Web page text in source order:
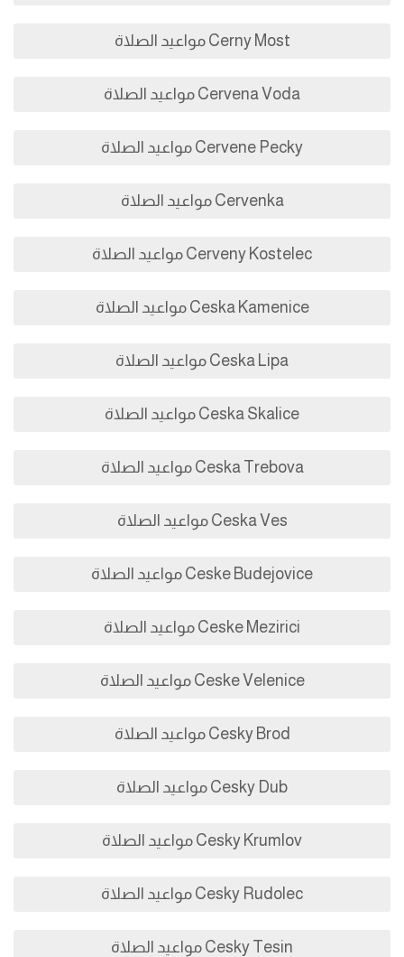
Cerny Most مواعيد الصلاة
Cervena Voda مواعيد الصلاة
Cervene Pecky مواعيد الصلاة
Cervenka مواعيد الصلاة
Cerveny Kostelec مواعيد الصلاة
Ceska Kamenice مواعيد الصلاة
Ceska Lipa مواعيد الصلاة
Ceska Skalice مواعيد الصلاة
Ceska Trebova مواعيد الصلاة
Ceska Ves مواعيد الصلاة
Ceske Budejovice مواعيد الصلاة
Ceske Mezirici مواعيد الصلاة
Ceske Velenice مواعيد الصلاة
Cesky Brod مواعيد الصلاة
Cesky Dub مواعيد الصلاة
Cesky Krumlov مواعيد الصلاة
Cesky Rudolec مواعيد الصلاة
Cesky Tesin مواعيد الصلاة